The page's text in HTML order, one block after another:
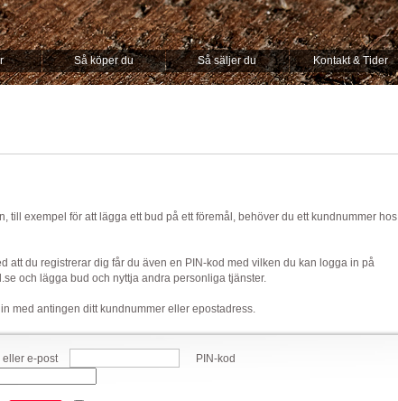
Så köper du Så säljer du Kontakt & Tider
till exempel för att lägga ett bud på ett föremål, behöver du ett kundnummer hos
att du registrerar dig får du även en PIN-kod med vilken du kan logga in på
och lägga bud och nyttja andra personliga tjänster.
med antingen ditt kundnummer eller epostadress.
eller e-post PIN-kod